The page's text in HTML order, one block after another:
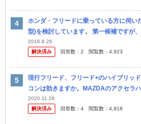
ホンダ・フリードに乗っている方に伺い
型)を検討しています。 第一候補ですが
邪魔じゃないかと気になっています。 ２
2016.8.26
解決済み
回答数： 2 閲覧数： 4,923
現行フリード、フリード+のハイブリッ
コンは効きますか。MAZDAのアクセラ
コンなので、EVモードでも効いていた気
2020.11.26
解決済み
回答数： 4 閲覧数： 4,918